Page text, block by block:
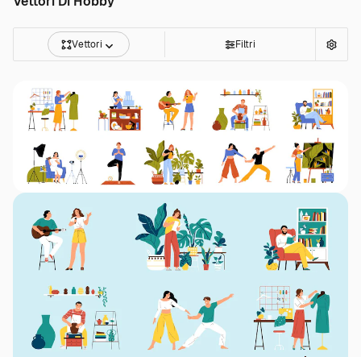
Vettori Filtri